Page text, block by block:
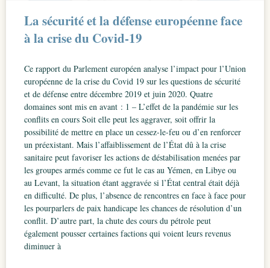
La sécurité et la défense européenne face
à la crise du Covid-19
Ce rapport du Parlement européen analyse l’impact pour l’Union
européenne de la crise du Covid 19 sur les questions de sécurité
et de défense entre décembre 2019 et juin 2020. Quatre
domaines sont mis en avant : 1 – L’effet de la pandémie sur les
conflits en cours Soit elle peut les aggraver, soit offrir la
possibilité de mettre en place un cessez-le-feu ou d’en renforcer
un préexistant. Mais l’affaiblissement de l’État dû à la crise
sanitaire peut favoriser les actions de déstabilisation menées par
les groupes armés comme ce fut le cas au Yémen, en Libye ou
au Levant, la situation étant aggravée si l’État central était déjà
en difficulté. De plus, l’absence de rencontres en face à face pour
les pourparlers de paix handicape les chances de résolution d’un
conflit. D’autre part, la chute des cours du pétrole peut
également pousser certaines factions qui voient leurs revenus
diminuer à